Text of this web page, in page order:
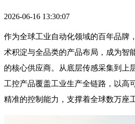
2026-06-16 13:30:07
作为全球工业自动化领域的百年品牌
术积淀与全品类的产品布局，成为智
的核心供应商。从底层传感采集到上
工控产品覆盖工业生产全链路，以高
精准的控制能力，支撑着全球数万座